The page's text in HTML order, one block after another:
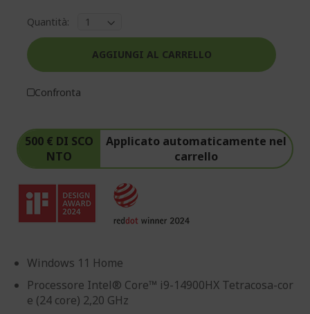
500 € DI SCO
NTO
Applicato automaticamente nel
carrello
Windows 11 Home
Processore Intel® Core™ i9-14900HX Tetracosa-cor
e (24 core) 2,20 GHz
Quantità:
AGGIUNGI AL CARRELLO
Confronta